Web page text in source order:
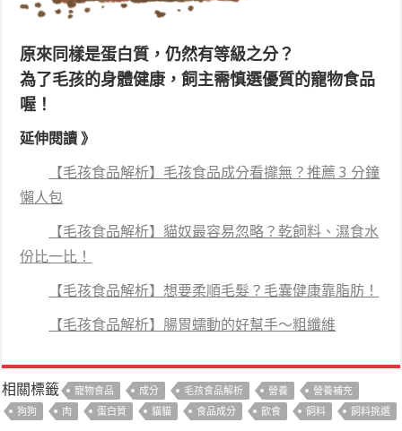
原來同樣是蛋白質，仍然有等級之分？
為了毛孩的身體健康，飼主需慎選優質的寵物食品
喔！
延伸閱讀 》
【毛孩食品解析】毛孩食品成分看攏無？推薦 3 分鐘
懶人包
【毛孩食品解析】貓奴最容易忽略？乾飼料、濕食水
份比一比！
【毛孩食品解析】想要柔順毛髮？毛囊健康靠脂肪！
【毛孩食品解析】腸胃蠕動的好幫手～粗纖維
相關標籤 寵物食品 成分 毛孩食品解析 營養
營養補充
狗狗
肉 蛋白質 貓貓 食品成分 飲食 飼料 飼料挑選